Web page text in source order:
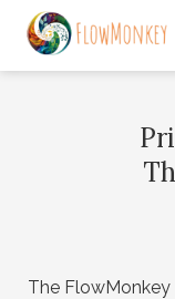
The FlowMonkey